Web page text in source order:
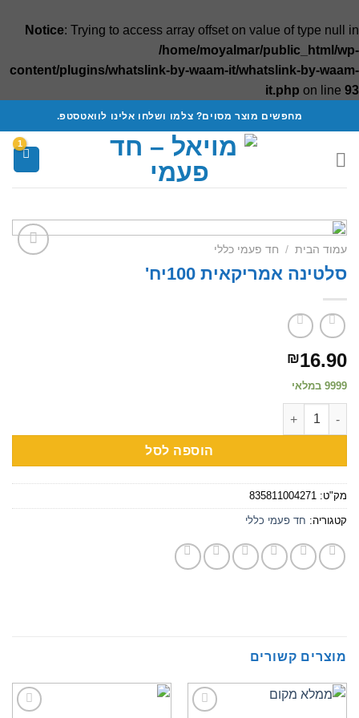
Notice: Trying to access array offset on value of type null in
/home/moyalmar/public_html/wp-
content/plugins/whatslink-by-waam-it/whatslink-by-waam-
it.php on line 93
to
מחפשים מוצר מסוים? צלמו ושלחו אלינו לוואטסטפ.
עמוד הבית / חד פעמי כללי
סלטינה אמריקאית 100יח'
₪16.90
9999 במלאי
כמות של סלטינה אמריקאית 100יח'
הוספה לסל
מק"ט: 835811004271
קטגוריה: חד פעמי כללי
מוצרים קשורים